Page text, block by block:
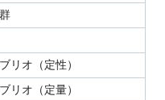
リオ（定性）
リオ（定量）